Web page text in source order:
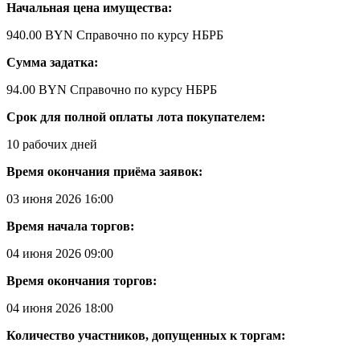
Начальная цена имущества:
940.00 BYN Справочно по курсу НБРБ
Сумма задатка:
94.00 BYN Справочно по курсу НБРБ
Срок для полной оплаты лота покупателем:
10 рабочих дней
Время окончания приёма заявок:
03 июня 2026 16:00
Время начала торгов:
04 июня 2026 09:00
Время окончания торгов:
04 июня 2026 18:00
Количество участников, допущенных к торгам: